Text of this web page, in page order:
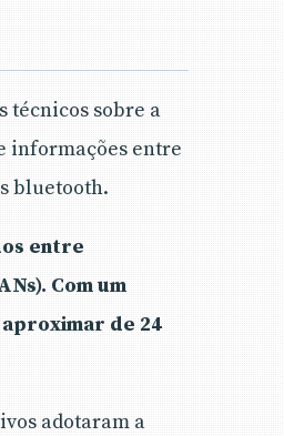
técnicos sobre a
informações entre
bluetooth.
entre
Com um
aproximar de 24
adotaram a